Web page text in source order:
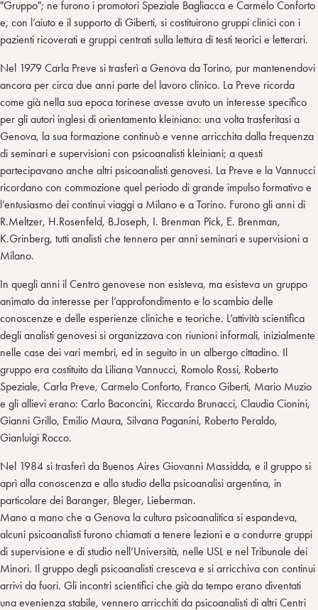
"Gruppo"; ne furono i promotori Speziale Bagliacca e Carmelo Conforto
e, con l’aiuto e il supporto di Giberti, si costituirono gruppi clinici con i
pazienti ricoverati e gruppi centrati sulla lettura di testi teorici e letterari.
Nel 1979 Carla Preve si trasferì a Genova da Torino, pur mantenendovi
ancora per circa due anni parte del lavoro clinico. La Preve ricorda
come già nella sua epoca torinese avesse avuto un interesse specifico
per gli autori inglesi di orientamento kleiniano: una volta trasferitasi a
Genova, la sua formazione continuò e venne arricchita dalla frequenza
di seminari e supervisioni con psicoanalisti kleiniani; a questi
partecipavano anche altri psicoanalisti genovesi. La Preve e la Vannucci
ricordano con commozione quel periodo di grande impulso formativo e
l’entusiasmo dei continui viaggi a Milano e a Torino. Furono gli anni di
R.Meltzer, H.Rosenfeld, B.Joseph, I. Brenman Pick, E. Brenman,
K.Grinberg, tutti analisti che tennero per anni seminari e supervisioni a
Milano.
In quegli anni il Centro genovese non esisteva, ma esisteva un gruppo
animato da interesse per l’approfondimento e lo scambio delle
conoscenze e delle esperienze cliniche e teoriche. L’attività scientifica
degli analisti genovesi si organizzava con riunioni informali, inizialmente
nelle case dei vari membri, ed in seguito in un albergo cittadino. Il
gruppo era costituito da Liliana Vannucci, Romolo Rossi, Roberto
Speziale, Carla Preve, Carmelo Conforto, Franco Giberti, Mario Muzio
e gli allievi erano: Carlo Baconcini, Riccardo Brunacci, Claudia Cionini,
Gianni Grillo, Emilio Maura, Silvana Paganini, Roberto Peraldo,
Gianluigi Rocco.
Nel 1984 si trasferì da Buenos Aires Giovanni Massidda, e il gruppo si
aprì alla conoscenza e allo studio della psicoanalisi argentina, in
particolare dei Baranger, Bleger, Lieberman.
Mano a mano che a Genova la cultura psicoanalitica si espandeva,
alcuni psicoanalisti furono chiamati a tenere lezioni e a condurre gruppi
di supervisione e di studio nell’Università, nelle USL e nel Tribunale dei
Minori. Il gruppo degli psicoanalisti cresceva e si arricchiva con continui
arrivi da fuori. Gli incontri scientifici che già da tempo erano diventati
una evenienza stabile, vennero arricchiti da psicoanalisti di altri Centri